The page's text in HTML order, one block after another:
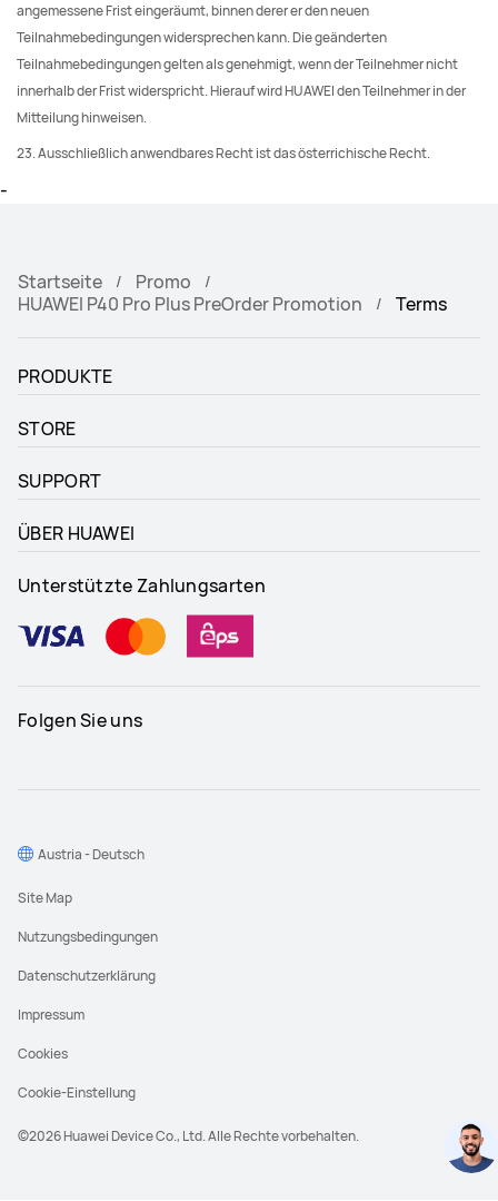
angemessene Frist eingeräumt, binnen derer er den neuen
Teilnahmebedingungen widersprechen kann. Die geänderten
Teilnahmebedingungen gelten als genehmigt, wenn der Teilnehmer nicht
innerhalb der Frist widerspricht. Hierauf wird HUAWEI den Teilnehmer in der
Mitteilung hinweisen.
23. Ausschließlich anwendbares Recht ist das österrichische Recht.
-
Startseite
Promo
HUAWEI P40 Pro Plus PreOrder Promotion
Terms
PRODUKTE
STORE
SUPPORT
ÜBER HUAWEI
Unterstützte Zahlungsarten
Folgen Sie uns
©2026 Huawei Device Co., Ltd. Alle Rechte vorbehalten.
Site Map
Nutzungsbedingungen
Datenschutzerklärung
Impressum
Cookies
Cookie-Einstellung
Austria - Deutsch